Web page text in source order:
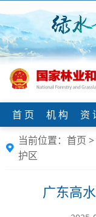
首 页 机 构 资
当前位置： 首页 >
护区
广东高